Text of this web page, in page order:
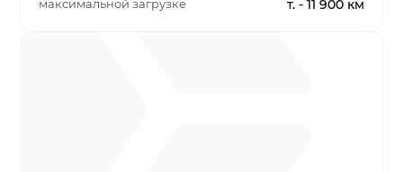
максимальной загрузке
т. - 11 900 км